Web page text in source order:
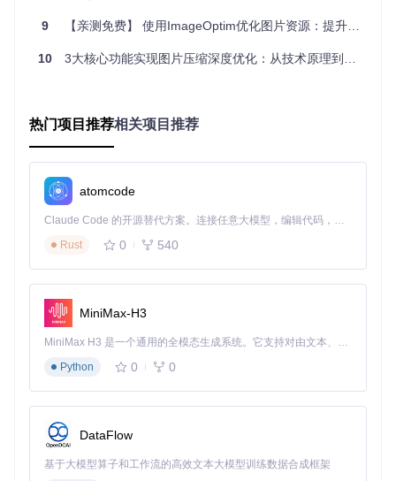
📊 场景化解决方案：三大核心应用场景
目标：保持商品细节清晰度的同时，将主图加载速度提升40%
操作：
批量导入商品图库（支持JPEG/PNG格式）
启用"电商模式"（自动保留色彩准确性）
设置目标压缩率（建议70-85%视觉无损区间）
过内置对比视图检查优化前后细节差异，使用Lighthouse
场景二：移动端适配优化
上传原始图片（建议2倍分辨率）
配置响应式参数（设置3种尺寸规格）
启用渐进式加载选项 验证
场景三：印刷素材处理
目标：在保持300dpi印刷质量的同时，优化存储和传输效率
操作：
导入CMYK模式图片
9 【亲测免费】 使用ImageOptim优化图片资源：提升性能，节省存储空间
10 3大核心功能实现图片压缩深度优化：从技术原理到性能提升实践
热门项目推荐相关项目推荐
atomcode
Claude Code 的开源替代方案。连接任意大模型，编辑代码，运行命令，自动验证 — 全自动执行。用 Rust 构建，极致性能。 ｜ An open-source alternative to Claude Code. Connect any LLM, edit code, run commands, and verify changes — autonomously. Built in Rust for speed. Get Started
Rust
0 540
MiniMax-H3
MiniMax H3 是一个通用的全模态生成系统。它支持对由文本、图像、视频和音频组成的多模态上下文进行统一理解，并能生成分辨率高达 2K、时长可达 15 秒的带原生立体声音频的视频。得益于面向任务泛化的系统设计，H3 在预训练阶段就已具备广泛的多模态上下文理解与生成能力，能够出色地执行复杂的多模态指令。
Python
0 0
DataFlow
基于大模型算子和工作流的高效文本大模型训练数据合成框架